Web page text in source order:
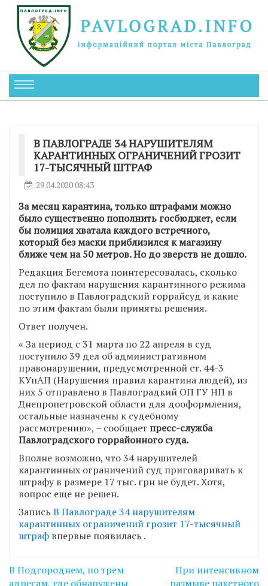
В ПАВЛОГРАДЕ 34 НАРУШИТЕЛЯМ
КАРАНТИННЫХ ОГРАНИЧЕНИЙ ГРОЗИТ
17-ТЫСЯЧНЫЙ ШТРАФ
29.04.2020 08:43
За месяц карантина, только штрафами можно
было существенно пополнить госбюджет, если
бы полиция хватала каждого встречного,
который без маски приблизился к магазину
ближе чем на 50 метров. Но до зверств не дошло.
Редакция Бегемота поинтересовалась, сколько
дел по фактам нарушения карантинного режима
поступило в Павлоградский горрайсуд и какие
по этим фактам были приняты решения.
Ответ получен.
« За период с 31 марта по 22 апреля в суд
поступило 39 дел об административном
правонарушении, предусмотренной ст. 44-3
КУпАП (Нарушения правил карантина людей), из
них 5 отправлено в Павлоградкий ОП ГУ НП в
Днепропетровской области для дооформления,
остальные назначены к судебному
рассмотрению», – сообщает пресс-служба
Павлоградского горрайонного суда.
Вполне возможно, что 34 нарушителей
карантинных ограничений суд приговаривать к
штрафу в размере 17 тыс. грн не будет. Хотя,
вопрос еще не решен.
Запись В Павлограде 34 нарушителям
карантинных ограничений грозит 17-тысячный
штраф впервые появилась .
Навігація
В Подгороднем, по трем
адресам, где обнаружены
При интенсивном
размыве ракетного